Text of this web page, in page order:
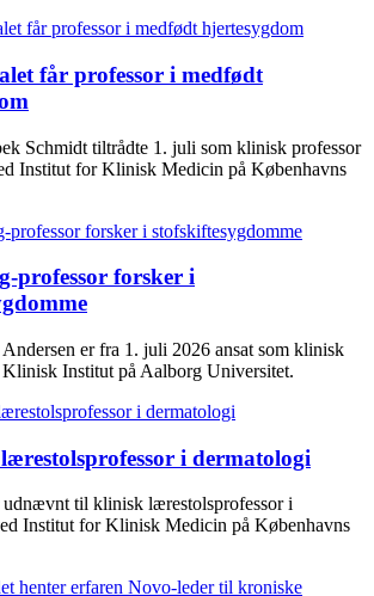
får professor i medfødt
Schmidt tiltrådte 1. juli som klinisk professor
Institut for Klinisk Medicin på Københavns
professor forsker i
er fra 1. juli 2026 ansat som klinisk
Klinisk Institut på Aalborg Universitet.
i dermatologi
til klinisk lærestolsprofessor i
Institut for Klinisk Medicin på Københavns